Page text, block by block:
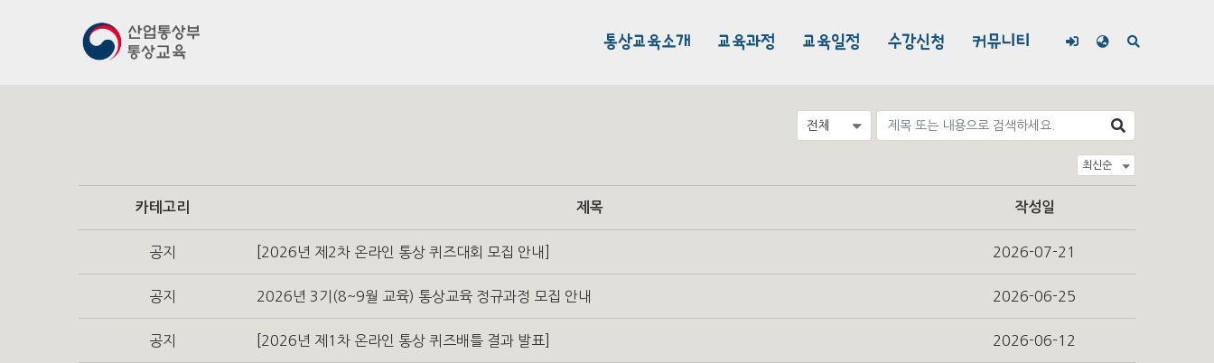
통상교육소개 교육과정 교육일정 수강신청 커뮤니티
카테고리 제목 작성일
공지 [2026년 제2차 온라인 통상 퀴즈대회 모집 안내] 2026-07-21
공지 2026년 3기(8~9월 교육) 통상교육 정규과정 모집 안내 2026-06-25
공지 [2026년 제1차 온라인 통상 퀴즈배틀 결과 발표] 2026-06-12